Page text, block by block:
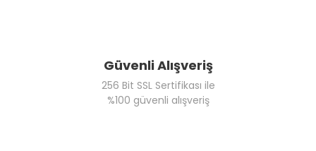
Güvenli Alışveriş
256 Bit SSL Sertifikası ile
%100 güvenli alışveriş